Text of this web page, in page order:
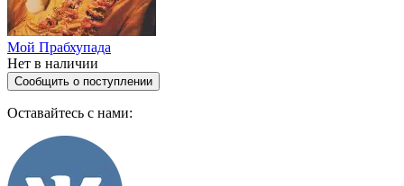
Мой Прабхупада
Нет в наличии
Сообщить о поступлении
Оставайтесь с нами: